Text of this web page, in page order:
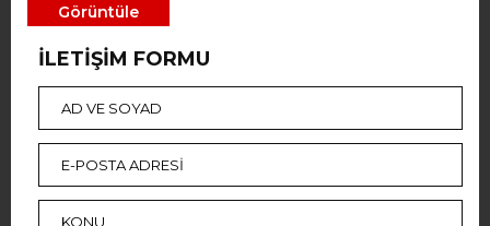
Görüntüle
İLETİŞİM FORMU